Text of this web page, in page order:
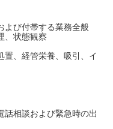
よび付帯する業務全般
、状態観察
置、経管栄養、吸引、イ
話相談および緊急時の出